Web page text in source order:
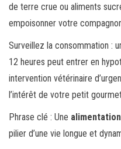
de terre crue ou aliments
empoisonner votre
Surveillez la consommation :
12 heures peut entrer en
intervention vétérinaire
l’intérêt de votre petit
Phrase clé : Une alimentation
pilier d’une vie longue et